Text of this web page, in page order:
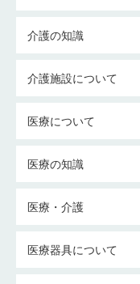
介護の知識
介護施設について
医療について
医療の知識
医療・介護
医療器具について